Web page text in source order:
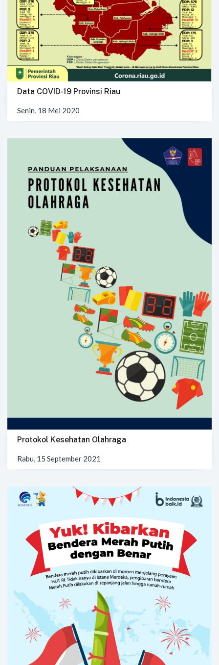
Data COVID-19 Provinsi Riau
Senin, 18 Mei 2020
Protokol Kesehatan Olahraga
Rabu, 15 September 2021